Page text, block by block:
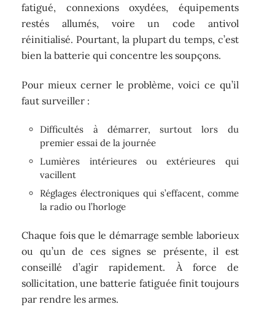
fatigué, connexions oxydées, équipements
restés allumés, voire un code antivol
réinitialisé. Pourtant, la plupart du temps, c’est
bien la batterie qui concentre les soupçons.
Pour mieux cerner le problème, voici ce qu’il
faut surveiller :
Difficultés à démarrer, surtout lors du
premier essai de la journée
Lumières intérieures ou extérieures qui
vacillent
Réglages électroniques qui s’effacent, comme
la radio ou l’horloge
Chaque fois que le démarrage semble laborieux
ou qu’un de ces signes se présente, il est
conseillé d’agir rapidement. À force de
sollicitation, une batterie fatiguée finit toujours
par rendre les armes.